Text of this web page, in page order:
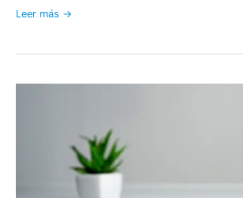
Leer más →